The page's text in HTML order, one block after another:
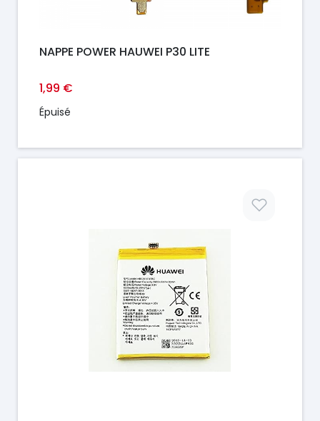
NAPPE POWER HAUWEI P30 LITE
1,99 €
Épuisé